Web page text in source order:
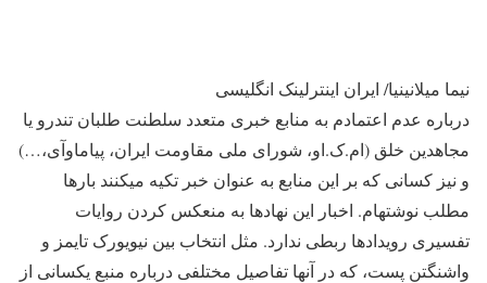
نیما میلانی‎نیا/ ایران اینترلینک انگلیسی
درباره عدم اعتمادم به منابع خبری متعدد سلطنت طلبان تندرو یا
مجاهدین خلق (ام.ک.او، شورای ملی مقاومت ایران، پی‎ام‎او‎آی،…)
و نیز کسانی که بر این منابع به عنوان خبر تکیه می‎کنند بارها
مطلب نوشته‎ام. اخبار این نهادها به منعکس کردن روایات
تفسیری رویدادها ربطی ندارد. مثل انتخاب بین نیویورک تایمز و
واشنگتن پست، که در آنها تفاصیل مختلفی درباره منبع یکسانی از